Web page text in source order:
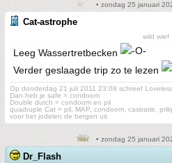
• zondag 25 januari
Cat-astrophe
wild wief
Leeg Wassertretbecken
Verder geslaagde trip zo te lezen
Op donderdag 21 juli 2011 23:08 schreef
Dan heb je safe = condoom
Double dutch = condoom en pil
quadruple Cat = pil, MAP, condoom, castratie,
voor het jodelen de bergen uit
• zondag 25 januari
Dr_Flash